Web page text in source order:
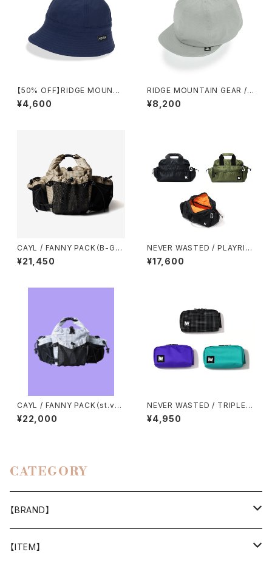
【50% OFF】RIDGE MOUNTA
IN GEAR / ENOUGH HAT
¥4,600
RIDGE MOUNTAIN GEAR / B
ASIC CAP（NT）EXTRA
¥8,200
CAYL / FANNY PACK（B-GRI
D）
¥21,450
NEVER WASTED / PLAYRIP
（MA-1）
¥17,600
CAYL / FANNY PACK（st.vall
ey house exclusive mode
l）
¥22,000
NEVER WASTED / TRIPLEY
ES
¥4,950
CATEGORY
【BRAND】
山と道
【ITEM】